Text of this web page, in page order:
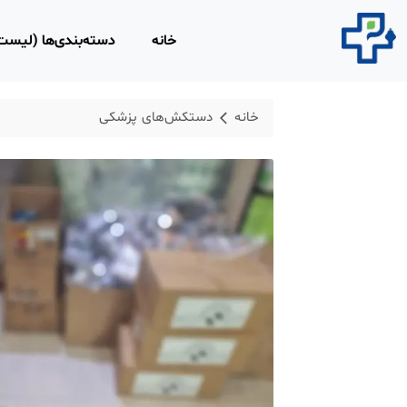
خانه دسته‌بندی‌ها
محلول‌های ضد
محصولات و
لاغری
محصولات
فیزیوتراپی
ابزار و تجهیزات
خانه دستکش‌های پزشکی